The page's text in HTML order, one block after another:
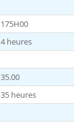
175H00
4 heures
35.00
35 heures